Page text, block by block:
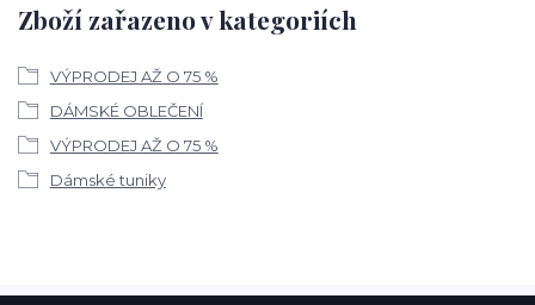
Zboží zařazeno v kategoriích
VÝPRODEJ AŽ O 75 %
DÁMSKÉ OBLEČENÍ
VÝPRODEJ AŽ O 75 %
Dámské tuniky